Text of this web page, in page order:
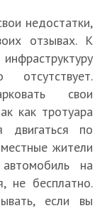
недостатки,
отзывах. К
свои
как тротуара
по
жители
на
не бесплатно.
если вы